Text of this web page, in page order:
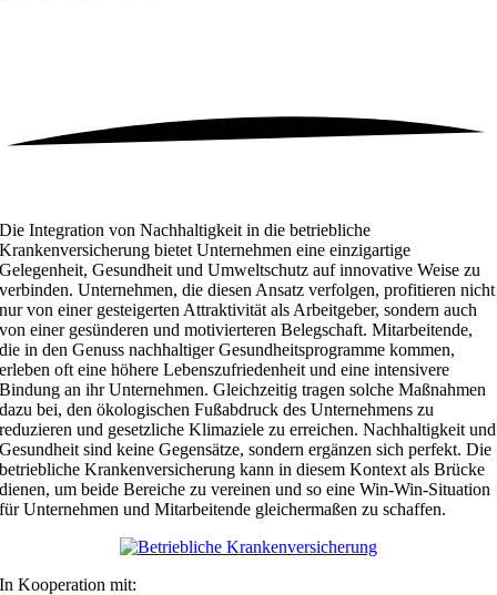
Die Integration von Nachhaltigkeit in die betriebliche
Krankenversicherung bietet Unternehmen eine einzigartige
Gelegenheit, Gesundheit und Umweltschutz auf innovative Weise zu
verbinden. Unternehmen, die diesen Ansatz verfolgen, profitieren nicht
nur von einer gesteigerten Attraktivität als Arbeitgeber, sondern auch
von einer gesünderen und motivierteren Belegschaft. Mitarbeitende,
die in den Genuss nachhaltiger Gesundheitsprogramme kommen,
erleben oft eine höhere Lebenszufriedenheit und eine intensivere
Bindung an ihr Unternehmen. Gleichzeitig tragen solche Maßnahmen
dazu bei, den ökologischen Fußabdruck des Unternehmens zu
reduzieren und gesetzliche Klimaziele zu erreichen. Nachhaltigkeit und
Gesundheit sind keine Gegensätze, sondern ergänzen sich perfekt. Die
betriebliche Krankenversicherung kann in diesem Kontext als Brücke
dienen, um beide Bereiche zu vereinen und so eine Win-Win-Situation
für Unternehmen und Mitarbeitende gleichermaßen zu schaffen.
In Kooperation mit: